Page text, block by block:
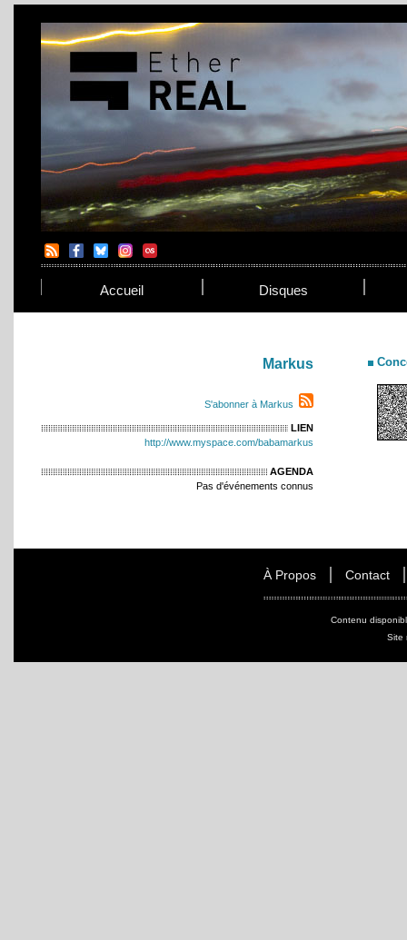
Accueil Disques
Markus
S'abonner à Markus
LIEN
http://www.myspace.com/babamarkus
AGENDA
Pas d'événements connus
À Propos Contact
Contenu
Site